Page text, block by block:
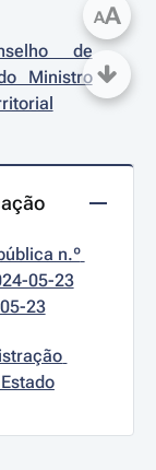
de
Ministro
n.º
05-23
23
AA